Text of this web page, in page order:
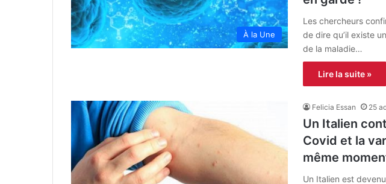
À la Une
Les chercheurs
de dire qu’il existe
de la maladie…
Lire la suite »
Felicia Essan 25
Un Italien
Covid et la
même
Un Italien est